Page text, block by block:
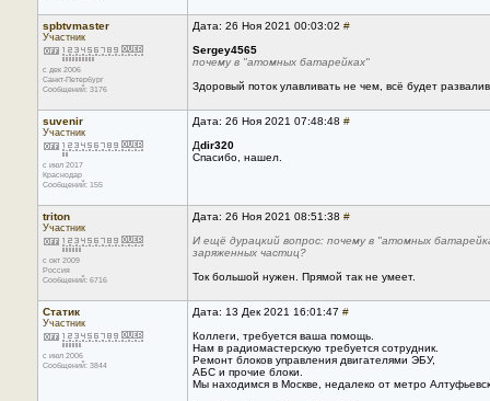
spbtvmaster
Участник
с дек 2006
Санкт-Петербург
Сообщений: 3176
Дата: 26 Ноя 2021 00:03:02 #
Sergey4565
почему в "атомных батарейках"
Здоровый поток улавливать не чем, всё будет
suvenir
Участник
с июл 2017
Краснодар
Сообщений: 155
Дата: 26 Ноя 2021 07:48:48 #
Дdir320
Спасибо, нашел.
triton
Участник
с окт 2009
Россия
Сообщений: 6716
Дата: 26 Ноя 2021 08:51:38 #
И ещё дурацкий вопрос: почему в "атомных
заряженных частиц?
Ток большой нужен. Прямой так не умеет.
Статик
Участник
с июл 2006
Сообщений: 3844
Дата: 13 Дек 2021 16:01:47 #
Коллеги, требуется ваша помощь.
Нам в радиомастерскую требуется сотрудник.
Ремонт блоков управления двигателями ЭБУ,
АБС и прочие блоки.
Мы находимся в Москве, недалеко от метро